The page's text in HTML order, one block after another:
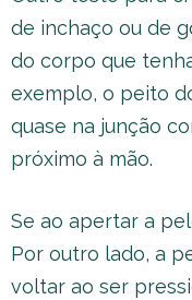
de inchaço ou de
do corpo que
exemplo, o peito
quase na junção
próximo à mão.
Se ao apertar a
Por outro lado, a
voltar ao ser